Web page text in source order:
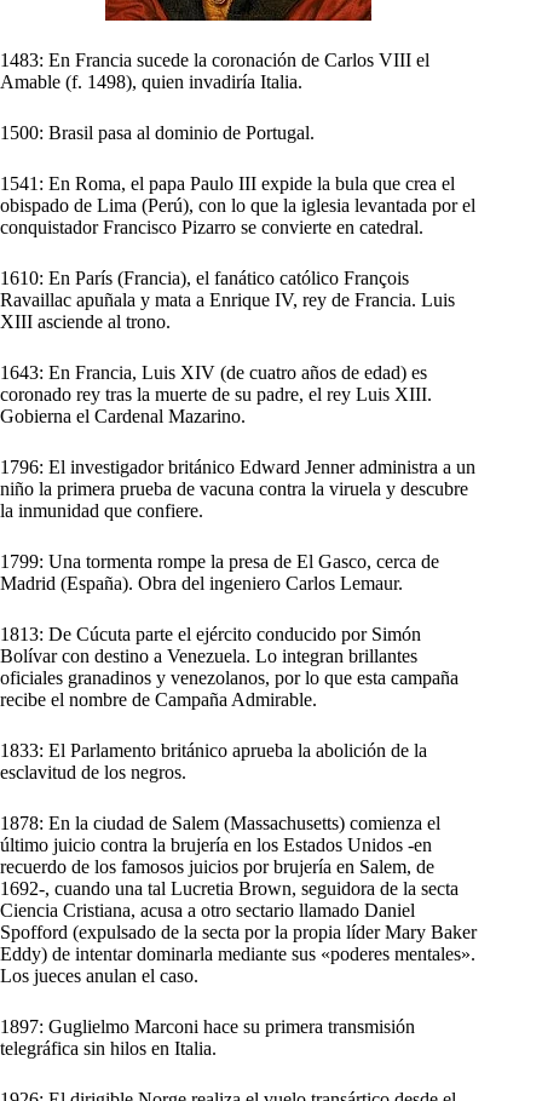
1483: En Francia sucede la coronación de Carlos VIII el
Amable (f. 1498), quien invadiría Italia.
1500: Brasil pasa al dominio de Portugal.
1541: En Roma, el papa Paulo III expide la bula que crea el
obispado de Lima (Perú), con lo que la iglesia levantada por el
conquistador Francisco Pizarro se convierte en catedral.
1610: En París (Francia), el fanático católico François
Ravaillac apuñala y mata a Enrique IV, rey de Francia. Luis
XIII asciende al trono.
1643: En Francia, Luis XIV (de cuatro años de edad) es
coronado rey tras la muerte de su padre, el rey Luis XIII.
Gobierna el Cardenal Mazarino.
1796: El investigador británico Edward Jenner administra a un
niño la primera prueba de vacuna contra la viruela y descubre
la inmunidad que confiere.
1799: Una tormenta rompe la presa de El Gasco, cerca de
Madrid (España). Obra del ingeniero Carlos Lemaur.
1813: De Cúcuta parte el ejército conducido por Simón
Bolívar con destino a Venezuela. Lo integran brillantes
oficiales granadinos y venezolanos, por lo que esta campaña
recibe el nombre de Campaña Admirable.
1833: El Parlamento británico aprueba la abolición de la
esclavitud de los negros.
1878: En la ciudad de Salem (Massachusetts) comienza el
último juicio contra la brujería en los Estados Unidos -en
recuerdo de los famosos juicios por brujería en Salem, de
1692-, cuando una tal Lucretia Brown, seguidora de la secta
Ciencia Cristiana, acusa a otro sectario llamado Daniel
Spofford (expulsado de la secta por la propia líder Mary Baker
Eddy) de intentar dominarla mediante sus «poderes mentales».
Los jueces anulan el caso.
1897: Guglielmo Marconi hace su primera transmisión
telegráfica sin hilos en Italia.